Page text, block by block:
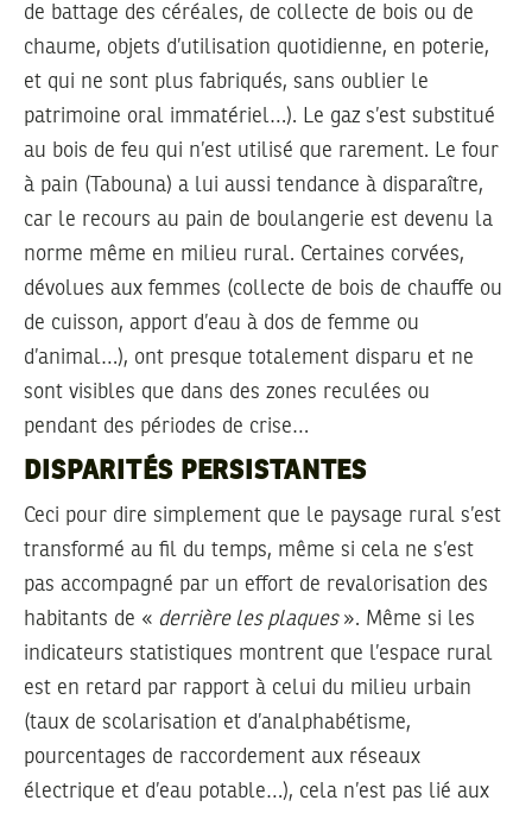
de battage des céréales, de collecte de bois ou de
chaume, objets d’utilisation quotidienne, en poterie,
et qui ne sont plus fabriqués, sans oublier le
patrimoine oral immatériel…). Le gaz s’est substitué
au bois de feu qui n’est utilisé que rarement. Le four
à pain (Tabouna) a lui aussi tendance à disparaître,
car le recours au pain de boulangerie est devenu la
norme même en milieu rural. Certaines corvées,
dévolues aux femmes (collecte de bois de chauffe ou
de cuisson, apport d’eau à dos de femme ou
d’animal…), ont presque totalement disparu et ne
sont visibles que dans des zones reculées ou
pendant des périodes de crise…
DISPARITÉS PERSISTANTES
Ceci pour dire simplement que le paysage rural s’est
transformé au fil du temps, même si cela ne s’est
pas accompagné par un effort de revalorisation des
habitants de « derrière les plaques». Même si les
indicateurs statistiques montrent que l’espace rural
est en retard par rapport à celui du milieu urbain
(taux de scolarisation et d’analphabétisme,
pourcentages de raccordement aux réseaux
électrique et d’eau potable…), cela n’est pas lié aux